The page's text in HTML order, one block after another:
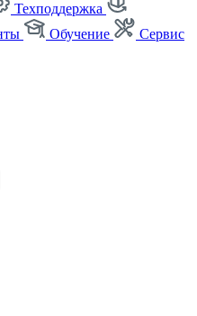
Техподдержка
Обучение
Сервис